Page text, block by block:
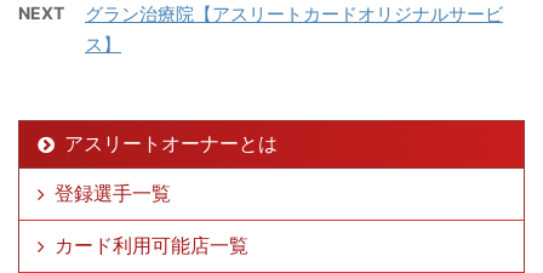
NEXT
グラン治療院【アスリートカードオリジナルサービ
ス】
アスリートオーナーとは
登録選手一覧
カード利用可能店一覧